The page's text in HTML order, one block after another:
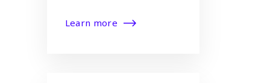
Learn more